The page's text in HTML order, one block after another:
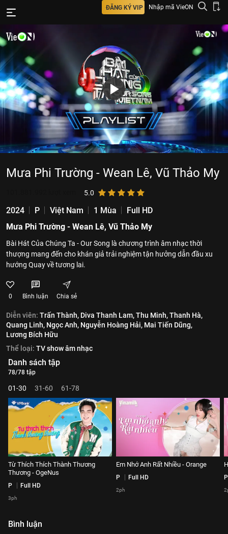
ĐĂNG KÝ VIP Nhập mã VieON
Mưa Phi Trường - Wean Lê, Vũ Thảo My
5.0
2024 P Việt Nam 1 Mùa
Full HD
Mưa Phi Trường - Wean Lê, Vũ Thảo My
Bài Hát Của Chúng Ta - Our Song là chương trình âm nhạc thời
thượng mang đến cho khán giả trải nghiệm tận hưởng dẫn đầu xu
hướng Quay về tương lai.
0 Bình luận Chia sẻ
Diễn viên: Trấn Thành, Diva Thanh Lam,Thu Minh,Thanh Hà,
Quang Linh, Ngọc Anh, Nguyễn Hoàng Hải, Mai Tiến Dũng,
Lương Bích Hữu
Thể loại: TV show âm nhạc
Danh sách tập
78/78 tập
01-30 31-60 61-78
Từ Thích Thích Thành Thương
Thương - OgeNus
P Full HD
3ph
Em Nhớ Anh Rất Nhiều - Orange
P Full HD
2ph
P
Bình luận